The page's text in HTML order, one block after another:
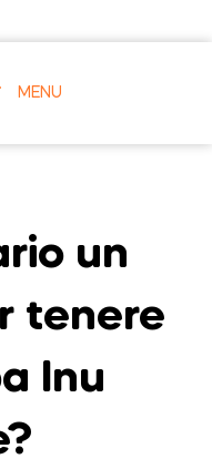
MENU
un
tenere
Inu